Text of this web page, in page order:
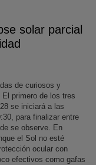
solar parcial
de curiosos y
primero de los tres
se iniciará a las
para finalizar entre
se observe. En
el Sol no esté
ocular con
efectivos como gafas